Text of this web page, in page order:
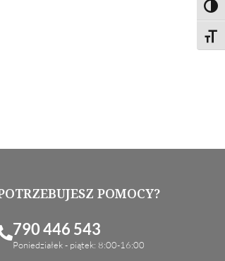
POMOCY?
790 446 543
Poniedziałek - piątek: 8:00-16:00